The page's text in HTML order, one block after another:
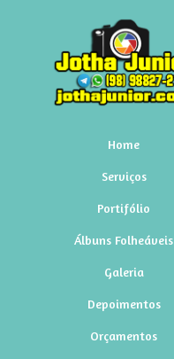
Home
Serviços
Portifólio
Álbuns Folheáveis
Galeria
Depoimentos
Orçamentos